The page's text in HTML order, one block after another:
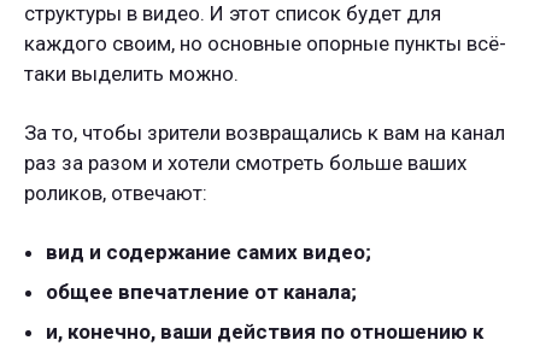
структуры в видео. И этот список будет для
каждого своим, но основные опорные пункты всё-
таки выделить можно.
За то, чтобы зрители возвращались к вам на канал
раз за разом и хотели смотреть больше ваших
роликов, отвечают:
вид и содержание самих видео;
общее впечатление от канала;
и, конечно, ваши действия по отношению к